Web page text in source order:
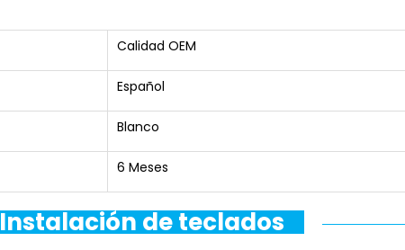
Calidad OEM
Español
Blanco
6 Meses
Instalación de teclados